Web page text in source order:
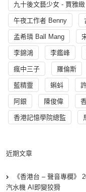
九十後文藝少女 - 賈雅緻
午夜工作者 Benny
孟希璘 Ball Mang
李錦鴻 李鑑峰
瘋中三子 羅倫斯
藍精靈 蝌蚪
阿銀 陳俊偉
香港記憶學院總監
近期文章
《香港台 – 聲音專欄》
汽水機 AI即變狡猾